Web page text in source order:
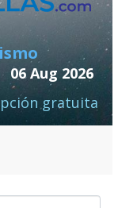
06 Aug 2026
gratuita